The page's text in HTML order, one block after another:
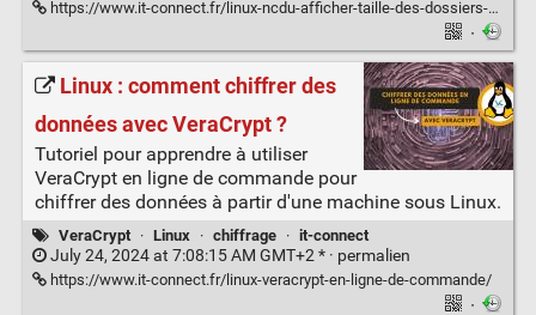
https://www.it-connect.fr/linux-ncdu-afficher-taille-des-dossiers-en-console/
·
Linux : comment chiffrer des
données avec VeraCrypt ?
Tutoriel pour apprendre à utiliser
VeraCrypt en ligne de commande pour
chiffrer des données à partir d'une machine sous Linux.
VeraCrypt · Linux · chiffrage · it-connect
July 24, 2024 at 7:08:15 AM GMT+2 * · permalien
https://www.it-connect.fr/linux-veracrypt-en-ligne-de-commande/
·